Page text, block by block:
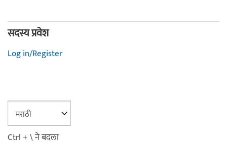
सदस्य प्रवेश
Log in/Register
Ctrl + \ ने बदला